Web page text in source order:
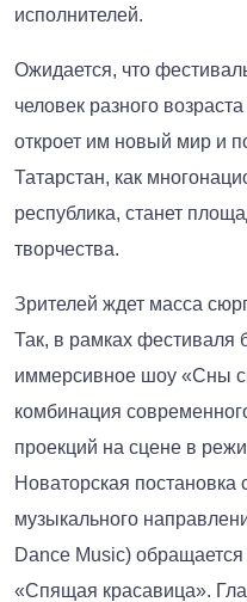
исполнителей.
Ожидается, что
человек разного
откроет им новый мир и
Татарстан, как
республика, станет
творчества.
Зрителей ждет масса
Так, в рамках фестиваля
иммерсивное шоу «Сны
комбинация
проекций на сцене в
Новаторская
музыкального
Dance Music)
«Спящая красавица».